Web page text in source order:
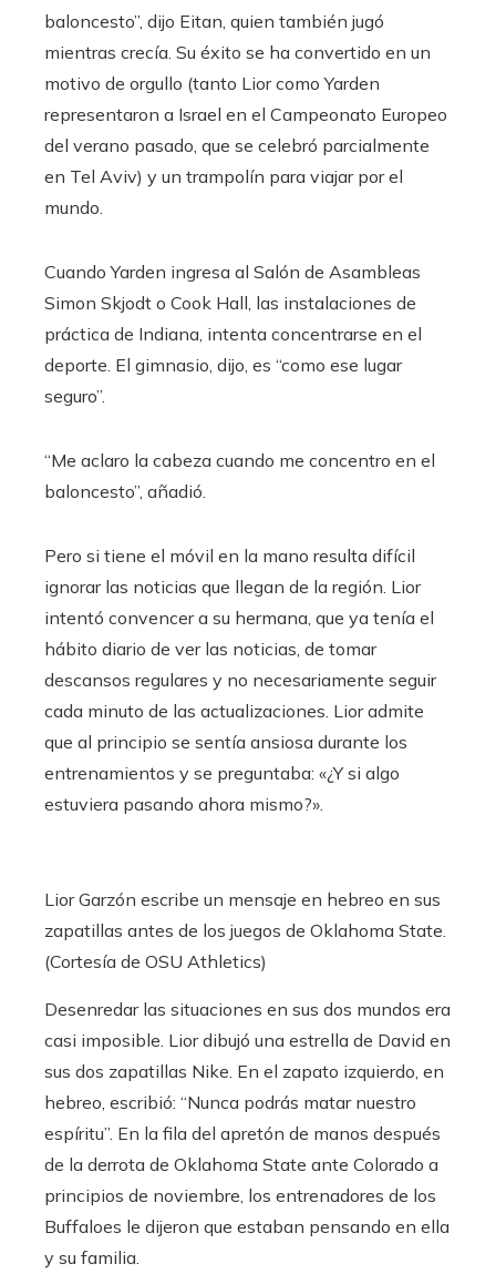
baloncesto”, dijo Eitan, quien también jugó
mientras crecía. Su éxito se ha convertido en un
motivo de orgullo (tanto Lior como Yarden
representaron a Israel en el Campeonato Europeo
del verano pasado, que se celebró parcialmente
en Tel Aviv) y un trampolín para viajar por el
mundo.
Cuando Yarden ingresa al Salón de Asambleas
Simon Skjodt o Cook Hall, las instalaciones de
práctica de Indiana, intenta concentrarse en el
deporte. El gimnasio, dijo, es “como ese lugar
seguro”.
“Me aclaro la cabeza cuando me concentro en el
baloncesto”, añadió.
Pero si tiene el móvil en la mano resulta difícil
ignorar las noticias que llegan de la región. Lior
intentó convencer a su hermana, que ya tenía el
hábito diario de ver las noticias, de tomar
descansos regulares y no necesariamente seguir
cada minuto de las actualizaciones. Lior admite
que al principio se sentía ansiosa durante los
entrenamientos y se preguntaba: «¿Y si algo
estuviera pasando ahora mismo?».
Lior Garzón escribe un mensaje en hebreo en sus
zapatillas antes de los juegos de Oklahoma State.
(Cortesía de OSU Athletics)
Desenredar las situaciones en sus dos mundos era
casi imposible. Lior dibujó una estrella de David en
sus dos zapatillas Nike. En el zapato izquierdo, en
hebreo, escribió: “Nunca podrás matar nuestro
espíritu”. En la fila del apretón de manos después
de la derrota de Oklahoma State ante Colorado a
principios de noviembre, los entrenadores de los
Buffaloes le dijeron que estaban pensando en ella
y su familia.